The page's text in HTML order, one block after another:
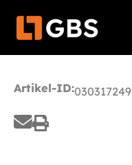
Inhalt
Artikel-ID:030317249